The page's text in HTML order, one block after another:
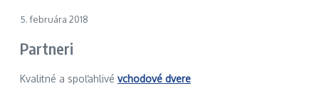
5. februára 2018
Partneri
Kvalitné a spoľahlivé vchodové dvere